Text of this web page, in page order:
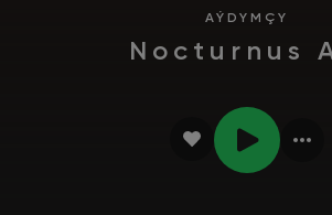
AÝDYMÇY
Nocturnus